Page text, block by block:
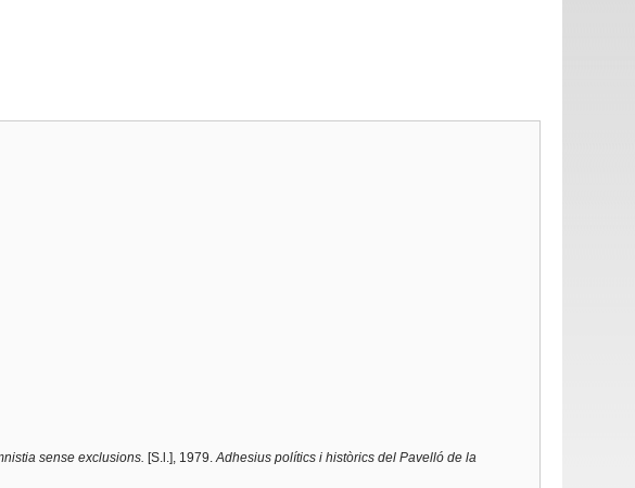
sense exclusions. [S.l.], 1979.Adhesius polítics i històrics del Pavelló de la